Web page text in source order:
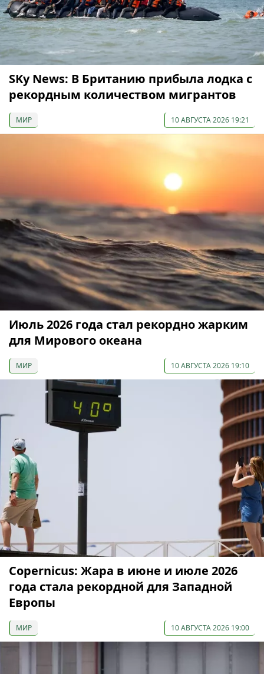
SKy News: В Британию прибыла лодка с
рекордным количеством мигрантов
МИР 10 АВГУСТА 2026 19:21
Июль 2026 года стал рекордно жарким
для Мирового океана
МИР 10 АВГУСТА 2026 19:10
Copernicus: Жара в июне и июле 2026
года стала рекордной для Западной
Европы
МИР 10 АВГУСТА 2026 19:00